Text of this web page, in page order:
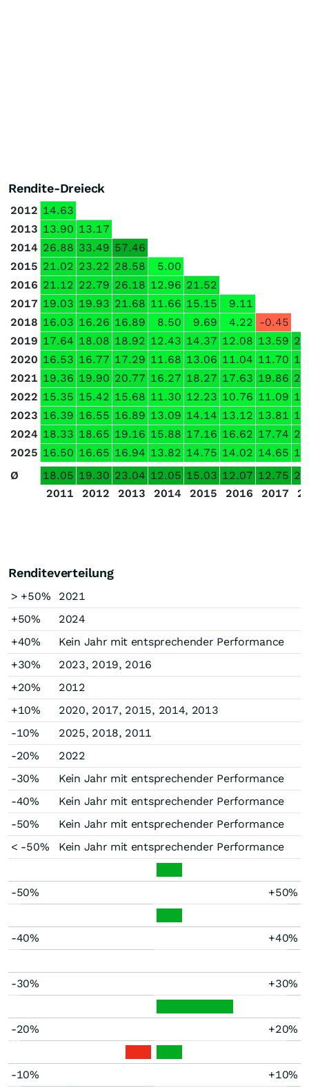
Rendite-Dreieck
2012 14.63
2013 13.90 13.17
2014 26.88 33.49 57.46
2015 21.02 23.22 28.58
5.00
2016 21.12 22.79 26.18 12.96 21.52
2017 19.03 19.93 21.68 11.66 15.15
9.11
2018 16.03 16.26 16.89 8.50 9.69 4.22 -0.45
2019 17.64 18.08 18.92 12.43 14.37 12.08 13.59
2020 16.53 16.77 17.29 11.68 13.06 11.04 11.70
2021 19.36 19.90 20.77 16.27 18.27 17.63 19.86
2022 15.35 15.42 15.68 11.30 12.23 10.76 11.09
2023 16.39 16.55 16.89 13.09 14.14 13.12 13.81
2024 18.33 18.65 19.16 15.88 17.16 16.62 17.74
2025 16.50 16.65 16.94 13.82 14.75 14.02 14.65
Ø
18.05 19.30 23.04 12.05 15.03 12.07 12.75
2011
2012 2013 2014 2015 2016 2017
Renditeverteilung
> +50%
2021
+50%
2024
+40%
Kein Jahr mit entsprechender Performance
+30%
2023, 2019, 2016
+20%
2012
+10%
2020, 2017, 2015, 2014, 2013
-10%
2025, 2018, 2011
-20%
2022
-30%
Kein Jahr mit entsprechender Performance
-40%
Kein Jahr mit entsprechender Performance
-50%
Kein Jahr mit entsprechender Performance
< -50%
Kein Jahr mit entsprechender Performance
-50% +50%
-40% +40%
-30% +30%
-20% +20%
-10% +10%